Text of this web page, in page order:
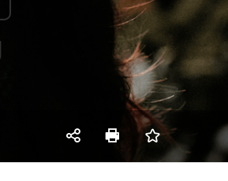
SNS 인쇄 즐겨찾기